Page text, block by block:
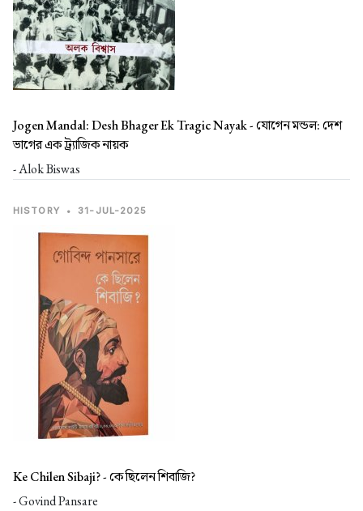
Jogen Mandal: Desh Bhager Ek Tragic Nayak -যোগেন মন্ডল: দেশ
ভাগের এক ট্র্যাজিক নায়ক
- Alok Biswas
HISTORY • 31-JUL-2025
Ke Chilen Sibaji? -কে ছিলেন শিবাজি?
- Govind Pansare